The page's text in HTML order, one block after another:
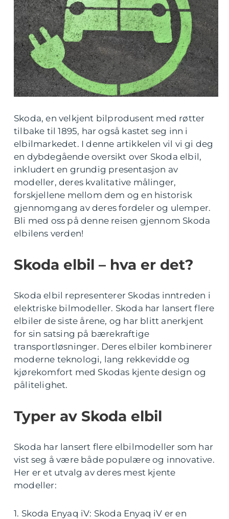
Skoda, en velkjent bilprodusent med røtter
tilbake til 1895, har også kastet seg inn i
elbilmarkedet. I denne artikkelen vil vi gi deg
en dybdegående oversikt over Skoda elbil,
inkludert en grundig presentasjon av
modeller, deres kvalitative målinger,
forskjellene mellom dem og en historisk
gjennomgang av deres fordeler og ulemper.
Bli med oss på denne reisen gjennom Skoda
elbilens verden!
Skoda elbil – hva er det?
Skoda elbil representerer Skodas inntreden i
elektriske bilmodeller. Skoda har lansert flere
elbiler de siste årene, og har blitt anerkjent
for sin satsing på bærekraftige
transportløsninger. Deres elbiler kombinerer
moderne teknologi, lang rekkevidde og
kjørekomfort med Skodas kjente design og
pålitelighet.
Typer av Skoda elbil
Skoda har lansert flere elbilmodeller som har
vist seg å være både populære og innovative.
Her er et utvalg av deres mest kjente
modeller:
1. Skoda Enyaq iV: Skoda Enyaq iV er en